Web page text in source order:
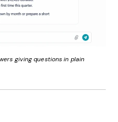
giving questions in plain